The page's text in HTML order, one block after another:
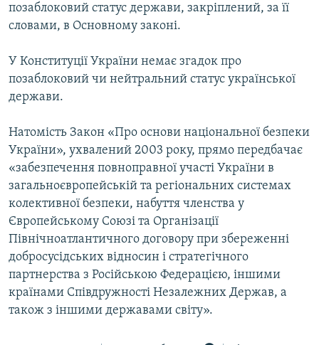
позаблоковий статус держави, закріплений, за її
словами, в Основному законі.
У Конституції України немає згадок про
позаблоковий чи нейтральний статус української
держави.
Натомість Закон «Про основи національної безпеки
України», ухвалений 2003 року, прямо передбачає
«забезпечення повноправної участі України в
загальноєвропейській та регіональних системах
колективної безпеки, набуття членства у
Європейському Союзі та Організації
Північноатлантичного договору при збереженні
добросусідських відносин і стратегічного
партнерства з Російською Федерацією, іншими
країнами Співдружності Незалежних Держав, а
також з іншими державами світу».